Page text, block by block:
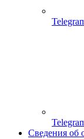
Сведения об